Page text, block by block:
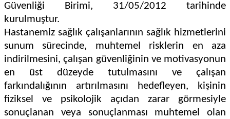
Güvenliği Birimi, 31/05/2012 tarihinde
kurulmuştur.
Hastanemiz sağlık çalışanlarının sağlık hizmetlerini
sunum sürecinde, muhtemel risklerin en aza
indirilmesini, çalışan güvenliğinin ve motivasyonun
en üst düzeyde tutulmasını ve çalışan
farkındalığının artırılmasını hedefleyen, kişinin
fiziksel ve psikolojik açıdan zarar görmesiyle
sonuçlanan veya sonuçlanması muhtemel olan